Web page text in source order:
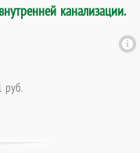
канализации.
руб.